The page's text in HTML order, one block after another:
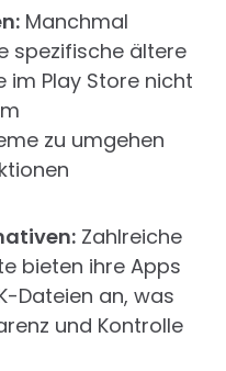
Manchmal
spezifische ältere
im Play Store nicht
zu umgehen
Zahlreiche
bieten ihre Apps
Dateien an, was
und Kontrolle